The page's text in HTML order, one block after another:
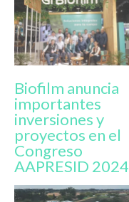
Biofilm anuncia
importantes
inversiones y
proyectos en el
Congreso
AAPRESID 2024